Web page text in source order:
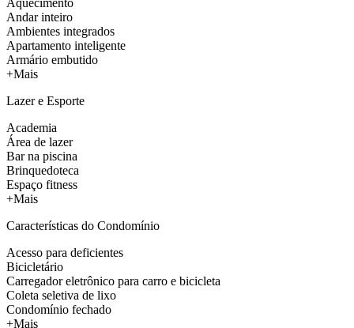
Aquecimento
Andar inteiro
Ambientes integrados
Apartamento inteligente
Armário embutido
+Mais
Lazer e Esporte
Academia
Área de lazer
Bar na piscina
Brinquedoteca
Espaço fitness
+Mais
Características do Condomínio
Acesso para deficientes
Bicicletário
Carregador eletrônico para carro e bicicleta
Coleta seletiva de lixo
Condomínio fechado
+Mais